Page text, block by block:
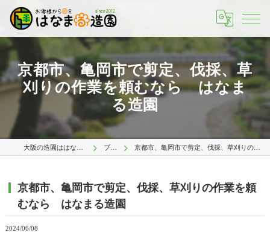
京都市、亀岡市で剪定、伐採、草
刈りの作業を頼むなら はなま
る造園
ブログ 京都市、亀岡市で剪定、伐採、草刈りの作業を頼むなら はなまる造園
京都市、亀岡市で剪定、伐採、草刈りの作業を頼
むなら はなまる造園
2024/06/08